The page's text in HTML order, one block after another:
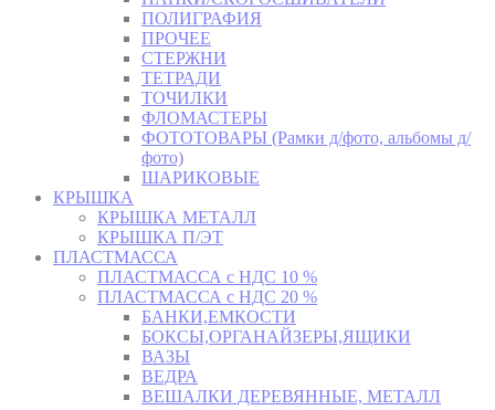
ПОЛИГРАФИЯ
ПРОЧЕЕ
СТЕРЖНИ
ТЕТРАДИ
ТОЧИЛКИ
ФЛОМАСТЕРЫ
ФОТОТОВАРЫ (Рамки д/фото, альбомы д/
фото)
ШАРИКОВЫЕ
КРЫШКА
КРЫШКА МЕТАЛЛ
КРЫШКА П/ЭТ
ПЛАСТМАССА
ПЛАСТМАССА с НДС 10 %
ПЛАСТМАССА с НДС 20 %
БАНКИ,ЕМКОСТИ
БОКСЫ,ОРГАНАЙЗЕРЫ,ЯЩИКИ
ВАЗЫ
ВЕДРА
ВЕШАЛКИ ДЕРЕВЯННЫЕ, МЕТАЛЛ